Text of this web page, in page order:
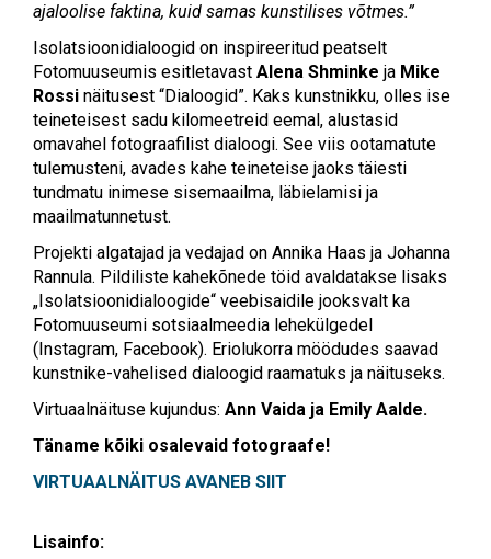
ajaloolise faktina, kuid samas kunstilises võtmes.”
Isolatsioonidialoogid on inspireeritud peatselt
Fotomuuseumis esitletavast Alena Shminke ja Mike
Rossi näitusest “Dialoogid”. Kaks kunstnikku, olles ise
teineteisest sadu kilomeetreid eemal, alustasid
omavahel fotograafilist dialoogi. See viis ootamatute
tulemusteni, avades kahe teineteise jaoks täiesti
tundmatu inimese sisemaailma, läbielamisi ja
maailmatunnetust.
Projekti algatajad ja vedajad on Annika Haas ja Johanna
Rannula. Pildiliste kahekõnede töid avaldatakse lisaks
„Isolatsioonidialoogide“ veebisaidile jooksvalt ka
Fotomuuseumi sotsiaalmeedia lehekülgedel
(Instagram, Facebook). Eriolukorra möödudes saavad
kunstnike-vahelised dialoogid raamatuks ja näituseks.
Virtuaalnäituse kujundus: Ann Vaida ja Emily Aalde.
Täname kõiki osalevaid fotograafe!
VIRTUAALNÄITUS AVANEB SIIT
Lisainfo: